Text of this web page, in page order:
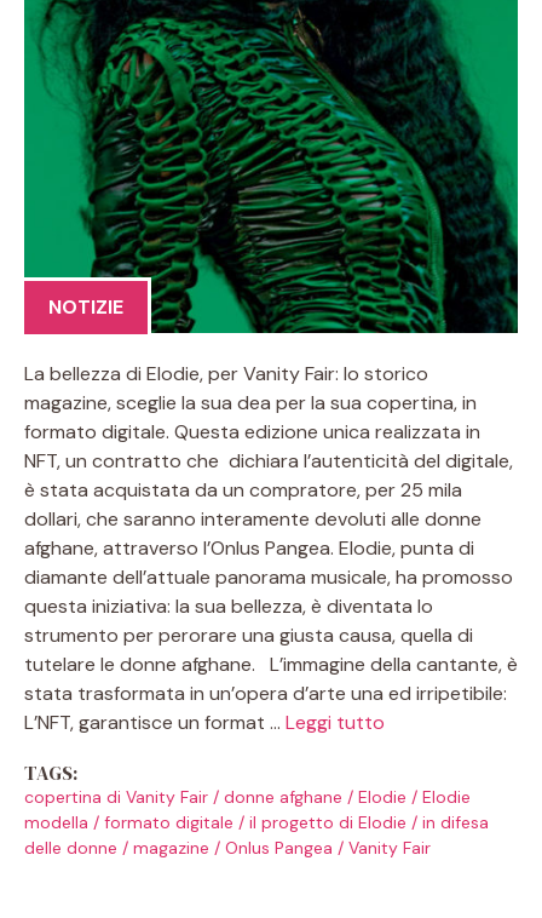
NOTIZIE
La bellezza di Elodie, per Vanity Fair: lo storico
magazine, sceglie la sua dea per la sua copertina, in
formato digitale. Questa edizione unica realizzata in
NFT, un contratto che dichiara l’autenticità del digitale,
è stata acquistata da un compratore, per 25 mila
dollari, che saranno interamente devoluti alle donne
afghane, attraverso l’Onlus Pangea. Elodie, punta di
diamante dell’attuale panorama musicale, ha promosso
questa iniziativa: la sua bellezza, è diventata lo
strumento per perorare una giusta causa, quella di
tutelare le donne afghane. L’immagine della cantante, è
stata trasformata in un’opera d’arte una ed irripetibile:
L’NFT, garantisce un format … Leggi tutto
TAGS:
copertina di Vanity Fair / donne afghane / Elodie / Elodie
modella / formato digitale / il progetto di Elodie / in difesa
delle donne / magazine / Onlus Pangea / Vanity Fair